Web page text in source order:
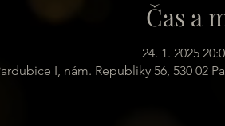
Čas a
24. 1. 2025
I, nám. Republiky 56, 530 02